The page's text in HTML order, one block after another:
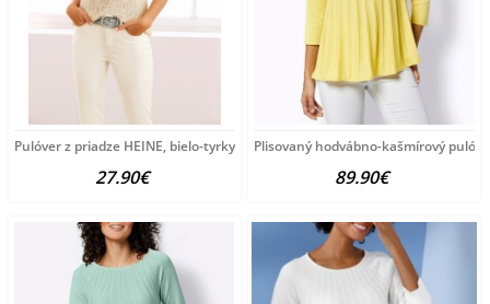
Pulóver z priadze HEINE, bielo-tyrkysový
27.90€
Plisovaný hodvábno-kašmírový
89.90€